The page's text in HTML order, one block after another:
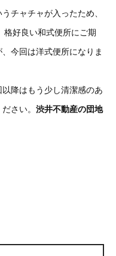
チャチャが入ったため、
格好良い和式便所にご期
今回は洋式便所になりま
降はもう少し清潔感のあ
さい。 渋井不動産の団地